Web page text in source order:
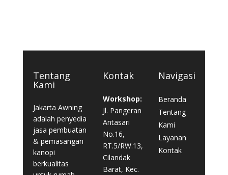
Tentang
Kami
Jakarta Awning
adalah penyedia
jasa pembuatan
& pemasangan
kanopi
berkualitas
Kontak
Workshop:
Jl. Pangeran
Antasari
No.16,
RT.5/RW.13,
Cilandak
Barat, Kec.
Navigasi
Beranda
Tentang
Kami
Layanan
Kontak